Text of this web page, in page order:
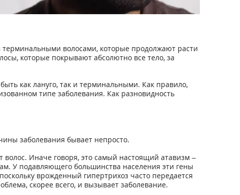
волосами, которые продолжают расти
которые покрывают абсолютно все тело, за
как лануго, так и терминальными. Как правило,
типе заболевания. Как разновидность
заболевания бывает непросто.
Иначе говоря, это самый настоящий атавизм –
У подавляющего большинства населения эти гены
врожденный гипертрихоз часто передается
скорее всего, и вызывает заболевание.